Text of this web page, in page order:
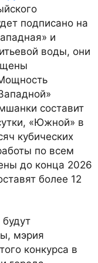
подписано на
и
воды, они
составит
«Южной» в
кубических
по всем
до конца 2026
более 12
мэрия
конкурса в